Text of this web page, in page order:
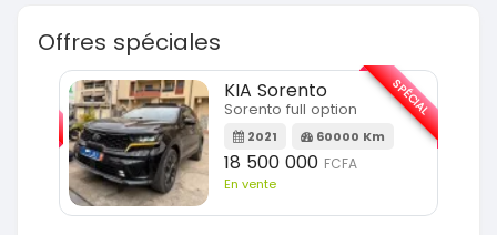
Offres spéciales
KIA Sorento
Sorento full option
2021 60000 Km
18 500 000 FCFA
En vente
SPÉCIAL